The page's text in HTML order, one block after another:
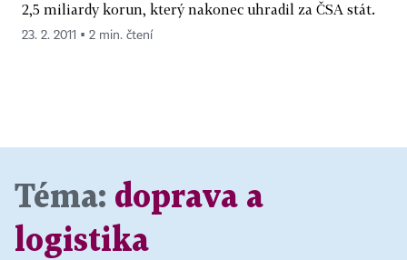
2,5 miliardy korun, který nakonec uhradil za ČSA stát.
23. 2. 2011 ▪ 2 min. čtení
Téma: doprava a
logistika